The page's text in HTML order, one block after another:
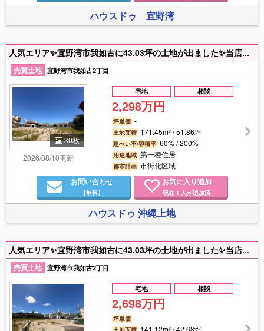
ハウスドゥ 宜野湾
人気エリア✨宜野湾市我如古に43.03坪の土地が出ました✨当店にはファイナンシャルプランナー・元銀行員在籍‼️住宅ローン無料相談✨お気軽にお問合せください(*^^*)
売買土地 宜野湾市我如古2丁目
30枚
2026/08/10更新
宅地 相談
2,298万円
坪単価 -
土地面積 171.45m² / 51.86坪
建ぺい率/容積率 60% / 200%
用途地域 第一種住居
都市計画 市街化区域
お問い合わせ
【無料】
お気に入り追加
現在 1 人が追加済
ハウスドゥ 沖縄上地
人気エリア✨宜野湾市我如古に43.03坪の土地が出ました✨当店にはファイナンシャルプランナー・元銀行員在籍‼️住宅ローン無料相談✨お気軽にお問合せください(*^^*)
売買土地 宜野湾市我如古2丁目
宅地 相談
2,698万円
坪単価 -
141.12m² / 42.68坪